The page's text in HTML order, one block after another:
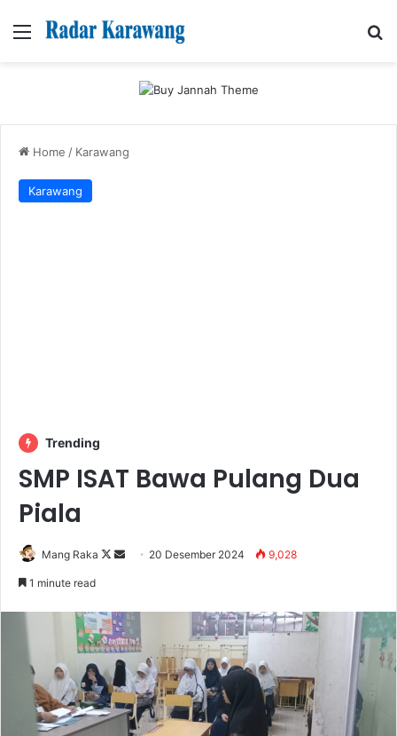
Menu
Home / Karawang
Karawang
Trending
SMP ISAT Bawa Pulang Dua
Piala
Mang Raka
Follow
Send 20 Desember 2024 9,028
1 minute read